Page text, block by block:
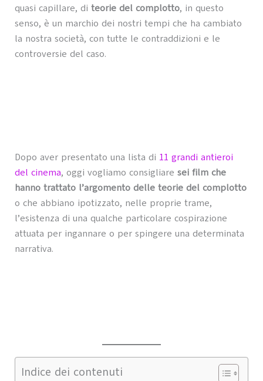
quasi capillare, di teorie del complotto, in questo
senso, è un marchio dei nostri tempi che ha cambiato
la nostra società, con tutte le contraddizioni e le
controversie del caso.
Dopo aver presentato una lista di 11 grandi antieroi
del cinema, oggi vogliamo consigliare sei film che
hanno trattato l’argomento delle teorie del complotto
o che abbiano ipotizzato, nelle proprie trame,
l’esistenza di una qualche particolare cospirazione
attuata per ingannare o per spingere una determinata
narrativa.
Indice dei contenuti